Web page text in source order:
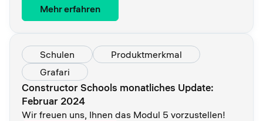
Mehr erfahren
Schulen
Produktmerkmal
Grafari
Constructor Schools monatliches Update:
Februar 2024
Wir freuen uns, Ihnen das Modul 5 vorzustellen!